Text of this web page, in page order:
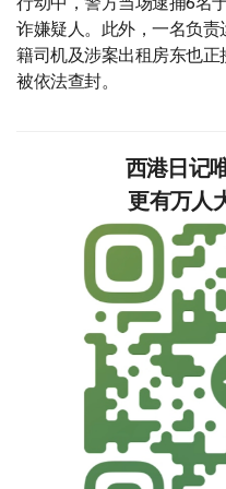
行动中，警方当场逮捕6名
诈嫌疑人。此外，一名负
籍司机及涉案出租房东也
被依法查封。
西港日
更有万人